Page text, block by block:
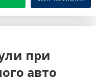
при
авто